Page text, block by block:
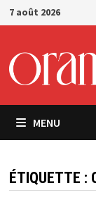
Passer
au
7 août 2026
MENU
ÉTIQUETTE :